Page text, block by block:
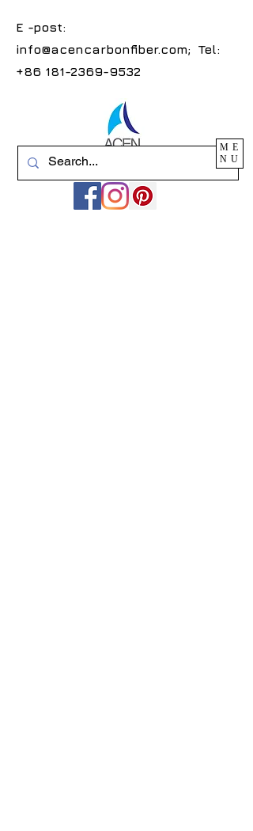
E -post:
info@acencarbonfiber.com; Tel:
+86 181-2369-9532
ME
NU